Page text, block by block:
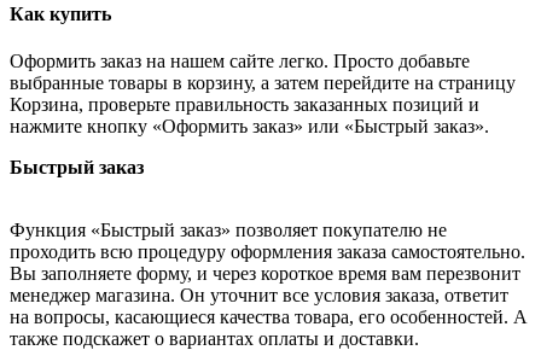
Как купить
Оформить заказ на нашем сайте легко. Просто добавьте
выбранные товары в корзину, а затем перейдите на страницу
Корзина, проверьте правильность заказанных позиций и
нажмите кнопку «Оформить заказ» или «Быстрый заказ».
Быстрый заказ
Функция «Быстрый заказ» позволяет покупателю не
проходить всю процедуру оформления заказа самостоятельно.
Вы заполняете форму, и через короткое время вам перезвонит
менеджер магазина. Он уточнит все условия заказа, ответит
на вопросы, касающиеся качества товара, его особенностей. А
также подскажет о вариантах оплаты и доставки.